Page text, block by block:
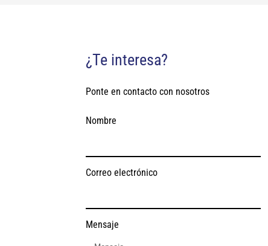
¿Te interesa?
Ponte en contacto con nosotros
Nombre
Correo electrónico
Mensaje